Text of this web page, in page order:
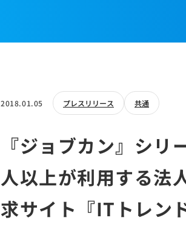
2018.01.05 プレスリリース 共通
『ジョブカン』シ
人以上が利用する法
求サイト『ITトレン